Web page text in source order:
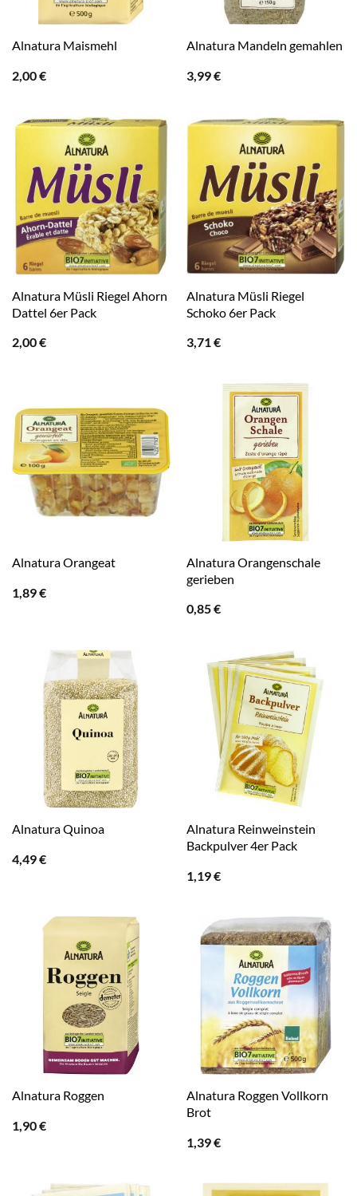
Alnatura Maismehl
2,00€
Alnatura Mandeln gemahlen
3,99€
Alnatura Müsli Riegel Ahorn
Dattel 6er Pack
2,00€
Alnatura Müsli Riegel
Schoko 6er Pack
3,71€
Alnatura Orangeat
1,89€
Alnatura Orangenschale
gerieben
0,85€
Alnatura Quinoa
4,49€
Alnatura Reinweinstein
Backpulver 4er Pack
1,19€
Alnatura Roggen
1,90€
Alnatura Roggen Vollkorn
Brot
1,39€